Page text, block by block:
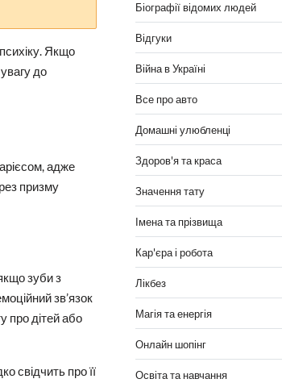
Якщо
до
адже
призму
зуби з
зв’язок
про дітей або
свідчить про її
Біографії відомих людей
Відгуки
Війна в Україні
Все про авто
Домашні улюбленці
Здоров'я та краса
Значення тату
Імена та прізвища
Кар'єра і робота
Лікбез
Магія та енергія
Онлайн шопінг
Освіта та навчання